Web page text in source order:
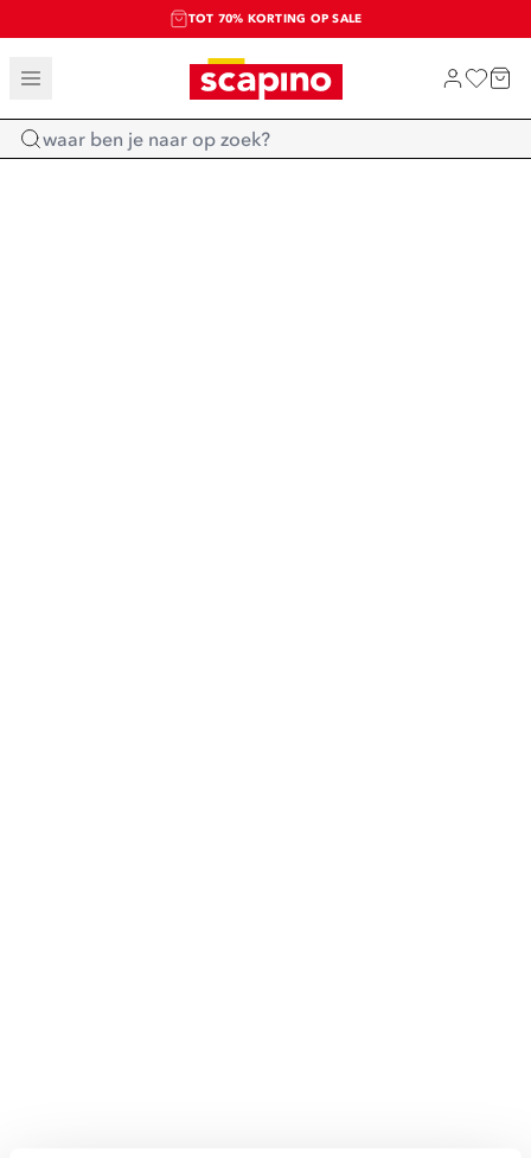
TOT 70% KORTING OP SALE
SALE: LAATSTE KANS!
SHOP NIEUW
Home